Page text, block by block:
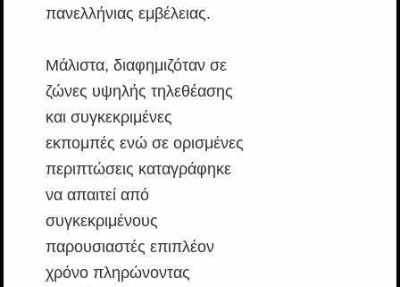
πανελλήνιας εμβέλειας.
Μάλιστα, διαφημιζόταν σε
ζώνες υψηλής τηλεθέασης
και συγκεκριμένες
εκπομπές ενώ σε ορισμένες
περιπτώσεις καταγράφηκε
να απαιτεί από
συγκεκριμένους
παρουσιαστές επιπλέον
χρόνο πληρώνοντας